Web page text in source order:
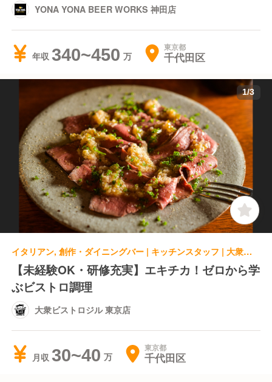
YONA YONA BEER WORKS 神田店
年収 340~450 東京都
千代田区
1/3
イタリアン, 創作・ダイニングバー | キッチンスタッフ | 大衆ビストロジル 東京店
【未経験OK・研修充実】エキチカ！ゼロから学
ぶビストロ調理
大衆ビストロジル 東京店
月収 30~40 東京都
千代田区